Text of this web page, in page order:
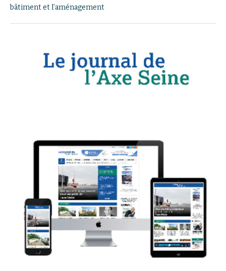
bâtiment et l’aménagement